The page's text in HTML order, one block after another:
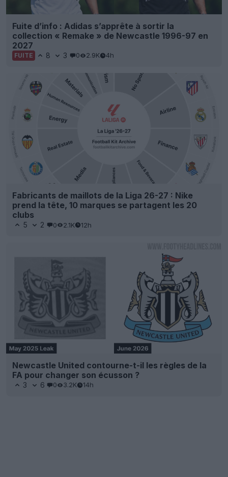
Fuite d’info : Adidas s’apprête à sortir la
collection « Remake » de Newcastle 1996-97 en
2027
FUITE 8 3 0 2.9K 4h
Fabricants de maillots de la Liga 26-27 : Nike
prend la tête, 10 marques se partagent les 20
clubs
5 2 0 2.1K 12h
Newcastle United contourne-t-il les règles de la
FA pour changer son écusson ?
3 6 0 3.2K 14h